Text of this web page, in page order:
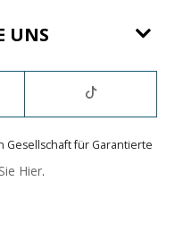
UNS
Gesellschaft für Garantierte
Hier.